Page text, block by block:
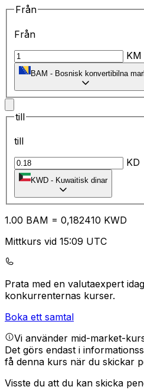
Från
Från
KM
BAM - Bosnisk konvertibilna
till
till
KD
KWD - Kuwaitisk dinar
1.00 BAM = 0,182410 KWD
Mittkurs vid 15:09 UTC
Prata med en valutaexpert
konkurrenternas kurser.
Boka ett samtal
Vi använder mid-market-
Det görs endast i
få denna kurs när du skickar
Visste du att du kan skicka